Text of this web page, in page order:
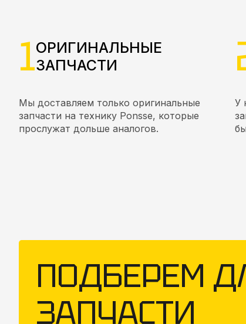
1ОРИГИНАЛЬНЫЕ
ЗАПЧАСТИ
Мы доставляем только оригинальные
запчасти на технику Ponsse, которые
прослужат дольше аналогов.
У
ПОДБЕРЕМ
ЗАПЧАСТИ